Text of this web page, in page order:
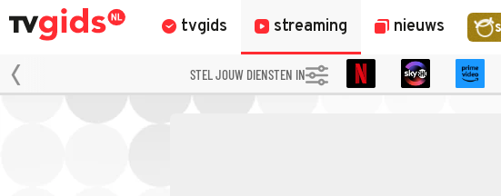
tvgids streaming nieuws
STEL JOUW DIENSTEN IN